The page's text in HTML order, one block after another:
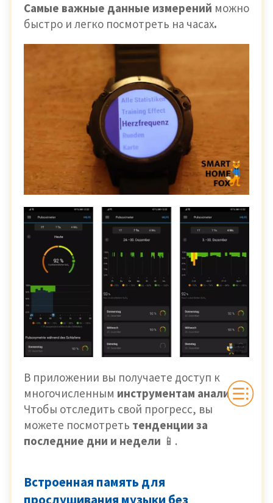
Самые важные данные измерений можно
быстро и легко посмотреть на часах.
В приложении вы получаете доступ к
многочисленным инструментам анализа.
Чтобы отследить свой прогресс, вы
можете посмотреть тенденции за
последние дни и недели 📱.
Встроенная память для